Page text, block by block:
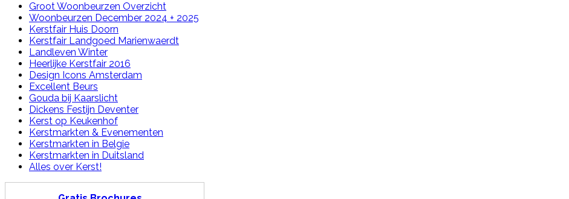
Groot Woonbeurzen Overzicht
Woonbeurzen December 2024 + 2025
Kerstfair Huis Doorn
Kerstfair Landgoed Marienwaerdt
Landleven Winter
Heerlijke Kerstfair 2016
Design Icons Amsterdam
Excellent Beurs
Gouda bij Kaarslicht
Dickens Festijn Deventer
Kerst op Keukenhof
Kerstmarkten & Evenementen
Kerstmarkten in Belgie
Kerstmarkten in Duitsland
Alles over Kerst!